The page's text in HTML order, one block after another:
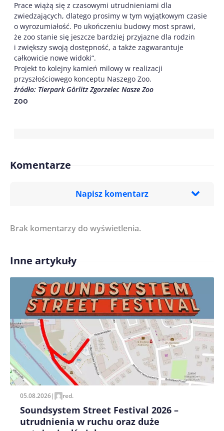
Prace wiążą się z czasowymi utrudnieniami dla
zwiedzających, dlatego prosimy w tym wyjątkowym czasie
o wyrozumiałość. Po ukończeniu budowy most sprawi,
że zoo stanie się jeszcze bardziej przyjazne dla rodzin
i zwiększy swoją dostępność, a także zagwarantuje
całkowicie nowe widoki“.
Projekt to kolejny kamień milowy w realizacji
przyszłościowego konceptu Naszego Zoo.
źródło: Tierpark Görlitz Zgorzelec Nasze Zoo
zoo
Komentarze
Napisz komentarz
Treść komentarza*
Imię/ Nick*
Zapamiętaj moje dane w tej przeglądarce podczas
pisania kolejnych komentarzy.
Brak komentarzy do wyświetlenia.
Inne artykuły
05.08.2026| red.
Soundsystem Street Festival 2026 –
utrudnienia w ruchu oraz duże